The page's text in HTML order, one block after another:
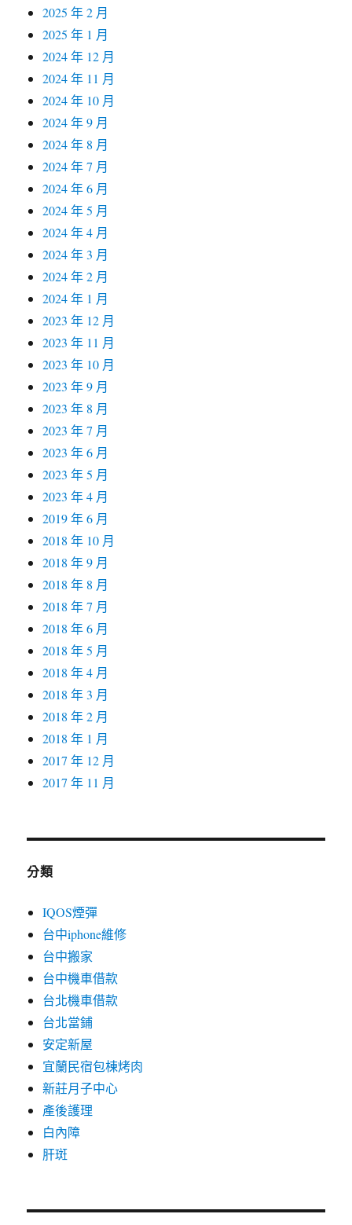
2025 年 2 月
2025 年 1 月
2024 年 12 月
2024 年 11 月
2024 年 10 月
2024 年 9 月
2024 年 8 月
2024 年 7 月
2024 年 6 月
2024 年 5 月
2024 年 4 月
2024 年 3 月
2024 年 2 月
2024 年 1 月
2023 年 12 月
2023 年 11 月
2023 年 10 月
2023 年 9 月
2023 年 8 月
2023 年 7 月
2023 年 6 月
2023 年 5 月
2023 年 4 月
2019 年 6 月
2018 年 10 月
2018 年 9 月
2018 年 8 月
2018 年 7 月
2018 年 6 月
2018 年 5 月
2018 年 4 月
2018 年 3 月
2018 年 2 月
2018 年 1 月
2017 年 12 月
2017 年 11 月
分類
IQOS煙彈
台中iphone維修
台中搬家
台中機車借款
台北機車借款
台北當鋪
安定新屋
宜蘭民宿包棟烤肉
新莊月子中心
產後護理
白內障
肝斑